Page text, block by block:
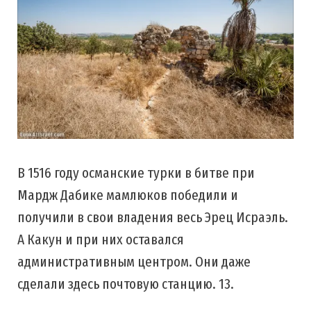
В 1516 году османские турки в битве при
Мардж Дабике мамлюков победили и
получили в свои владения весь Эрец Исраэль.
А Какун и при них оставался
административным центром. Они даже
сделали здесь почтовую станцию. 13.